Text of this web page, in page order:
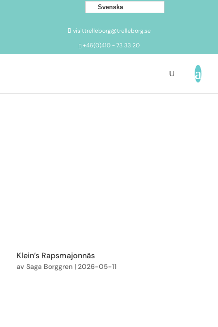
Svenska
visittrelleborg@trelleborg.se
+46(0)410 - 73 33 20
Klein’s Rapsmajonnäs
avSaga Borggren |2026-05-11